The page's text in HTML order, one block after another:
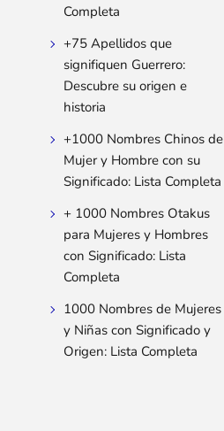
Completa
+75 Apellidos que
signifiquen Guerrero:
Descubre su origen e
historia
+1000 Nombres Chinos de
Mujer y Hombre con su
Significado: Lista Completa
+ 1000 Nombres Otakus
para Mujeres y Hombres
con Significado: Lista
Completa
1000 Nombres de Mujeres
y Niñas con Significado y
Origen: Lista Completa